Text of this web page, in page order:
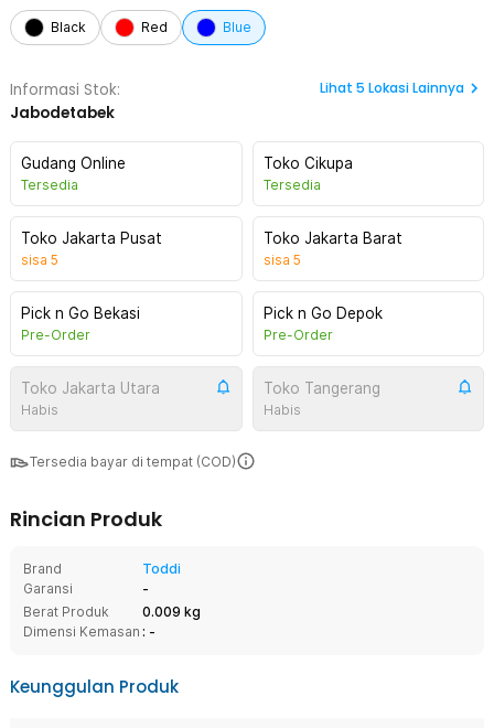
Black Red Blue
Informasi Stok:
Jabodetabek
Lihat 5 Lokasi Lainnya
Gudang Online
Tersedia
Toko Cikupa
Tersedia
Toko Jakarta Pusat
sisa 5
Toko Jakarta Barat
sisa 5
Pick n Go Bekasi
Pre-Order
Pick n Go Depok
Pre-Order
Toko Jakarta Utara
Habis
Toko Tangerang
Habis
Tersedia bayar di tempat (COD)
Rincian Produk
Brand
Toddi
Garansi
-
Berat Produk
0.009 kg
Dimensi Kemasan : -
Keunggulan Produk